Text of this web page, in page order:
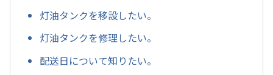
灯油タンクを移設したい。
灯油タンクを修理したい。
配送日について知りたい。